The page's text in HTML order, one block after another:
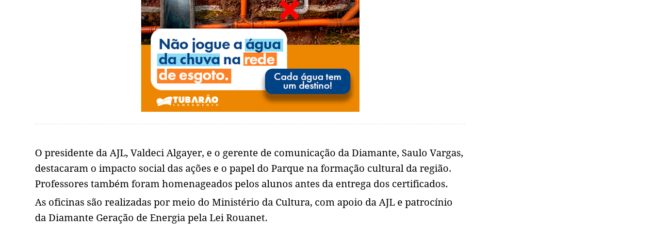
O presidente da AJL, Valdeci Algayer, e o gerente de comunicação da Diamante, Saulo Vargas,
destacaram o impacto social das ações e o papel do Parque na formação cultural da região.
Professores também foram homenageados pelos alunos antes da entrega dos certificados.
As oficinas são realizadas por meio do Ministério da Cultura, com apoio da AJL e patrocínio
da Diamante Geração de Energia pela Lei Rouanet.